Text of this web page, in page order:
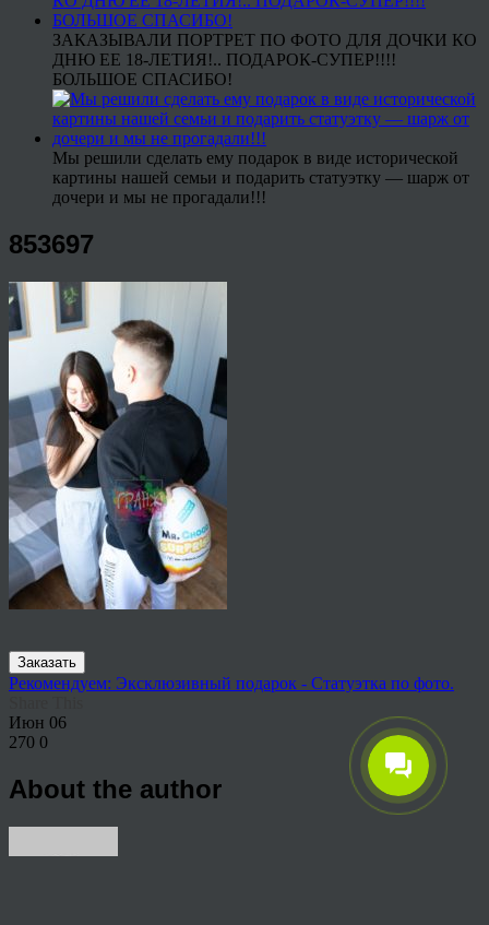
ЗАКАЗЫВАЛИ ПОРТРЕТ ПО ФОТО ДЛЯ ДОЧКИ КО
ДНЮ ЕЕ 18-ЛЕТИЯ!.. ПОДАРОК-СУПЕР!!!!
БОЛЬШОЕ СПАСИБО!
Мы решили сделать ему подарок в виде исторической
картины нашей семьи и подарить статуэтку — шарж от
дочери и мы не прогадали!!!
853697
Заказать
Рекомендуем: Эксклюзивный подарок - Статуэтка по фото.
Июн 06
270 0
About the author